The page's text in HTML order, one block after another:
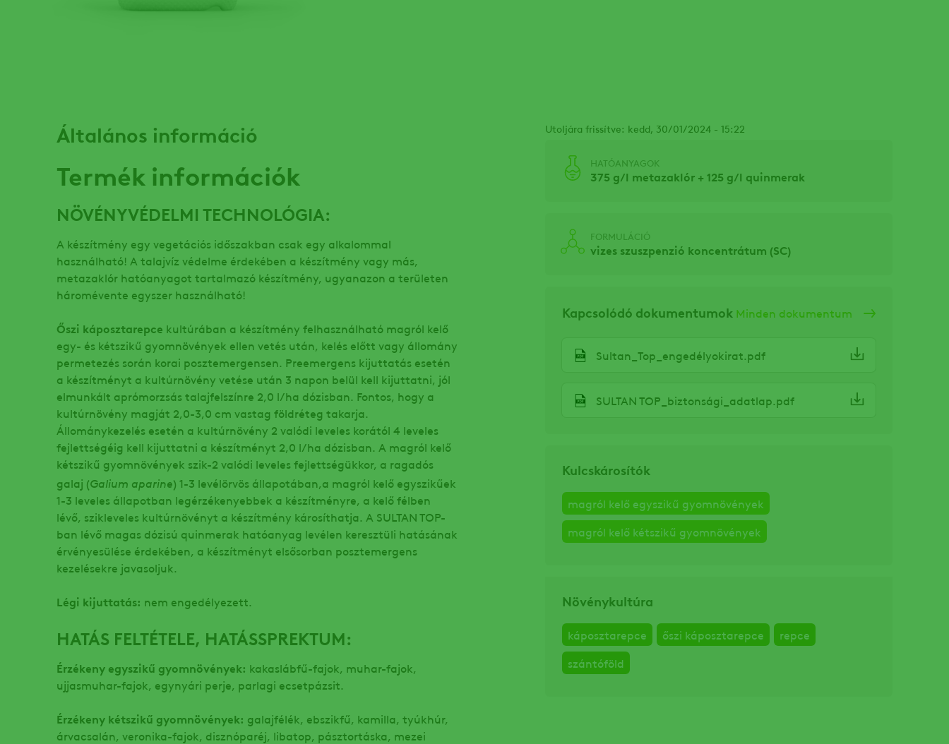
Utoljára frissítve: kedd, 30/01/2024 - 15:22
Általános információ
Termék információk
NÖVÉNYVÉDELMI TECHNOLÓGIA:
A készítmény egy vegetációs időszakban csak egy alkalommal
használható! A talajvíz védelme érdekében a készítmény vagy más,
metazaklór hatóanyagot tartalmazó készítmény, ugyanazon a területen
háromévente egyszer használható!
Őszi káposztarepce kultúrában a készítmény felhasználható magról kelő
egy- és kétszikű gyomnövények ellen vetés után, kelés előtt vagy állomány
permetezés során korai posztemergensen. Preemergens kijuttatás esetén
a készítményt a kultúrnövény vetése után 3 napon belül kell kijuttatni, jól
elmunkált aprómorzsás talajfelszínre 2,0 l/ha dózisban. Fontos, hogy a
kultúrnövény magját 2,0-3,0 cm vastag földréteg takarja.
Állománykezelés esetén a kultúrnövény 2 valódi leveles korától 4 leveles
fejlettségéig kell kijuttatni a készítményt 2,0 l/ha dózisban. A magról kelő
kétszikű gyomnövények szik-2 valódi leveles fejlettségükkor, a ragadós
galaj (Galium aparine) 1-3 levélörvös állapotában,a magról kelő egyszikűek
1-3 leveles állapotban legérzékenyebbek a készítményre, a kelő félben
lévő, szikleveles kultúrnövényt a készítmény károsíthatja. A SULTAN TOP-
ban lévő magas dózisú quinmerak hatóanyag levélen keresztüli hatásának
érvényesülése érdekében, a készítményt elsősorban posztemergens
kezelésekre javasoljuk.
Légi kijuttatás: nem engedélyezett.
HATÁS FELTÉTELE, HATÁSSPREKTUM:
Érzékeny egyszikű gyomnövények: kakaslábfű-fajok, muhar-fajok,
ujjasmuhar-fajok, egynyári perje, parlagi ecsetpázsit.
Érzékeny kétszikű gyomnövények: galajfélék, ebszikfű, kamilla, tyúkhúr,
árvacsalán, veronika-fajok, disznóparéj, libatop, pásztortáska, mezei
HATÓANYAGOK
375 g/l metazaklór + 125 g/l quinmerak
FORMULÁCIÓ
vizes szuszpenzió koncentrátum (SC)
Kapcsolódó dokumentumok Minden dokumentum
Sultan_Top_engedélyokirat.pdf
SULTAN TOP_biztonsági_adatlap.pdf
Kulcskárosítók
magról kelő egyszikű gyomnövények
magról kelő kétszikű gyomnövények
Növénykultúra
káposztarepce őszi káposztarepce
repce
szántóföld